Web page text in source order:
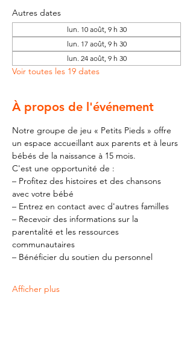
Autres dates
lun. 10 août, 9 h 30
lun. 17 août, 9 h 30
lun. 24 août, 9 h 30
Voir toutes les 19 dates
À propos de l'événement
Notre groupe de jeu « Petits Pieds » offre
un espace accueillant aux parents et à leurs
bébés de la naissance à 15 mois.
C'est une opportunité de :
– Profitez des histoires et des chansons
avec votre bébé
– Entrez en contact avec d'autres familles
– Recevoir des informations sur la
parentalité et les ressources
communautaires
– Bénéficier du soutien du personnel
Afficher plus